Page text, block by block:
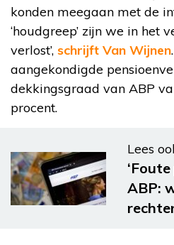
konden meegaan met de
‘houdgreep’ zijn we in het
verlost’, schrijft Van Wijnen
aangekondigde
dekkingsgraad van ABP
procent.
Lees
ABP: